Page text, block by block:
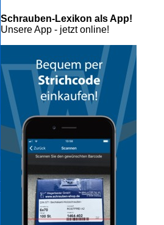
Schrauben-Lexikon als App!
Unsere App - jetzt online!